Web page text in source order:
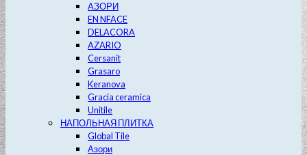
АЗОРИ
EN NFACE
DELACORA
AZARIO
Cersanit
Grasaro
Keranova
Gracia ceramica
Unitile
НАПОЛЬНАЯ ПЛИТКА
Global Tile
Азори